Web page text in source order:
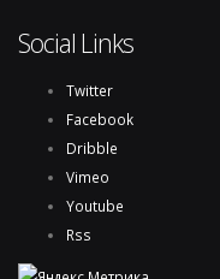
Social Links
Twitter
Facebook
Dribble
Vimeo
Youtube
Rss